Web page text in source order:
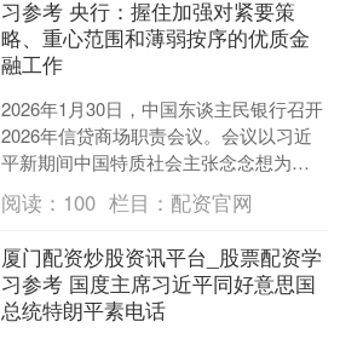
习参考 央行：握住加强对紧要策
略、重心范围和薄弱按序的优质金
融工作
2026年1月30日，中国东谈主民银行召开
2026年信贷商场职责会议。会议以习近
平新期间中国特质社会主张念念想为指
示，深切学习贯彻党的二十届四中全会
和中央经济职....
阅读： 100 栏目： 配资官网
厦门配资炒股资讯平台_股票配资学
习参考 国度主席习近平同好意思国
总统特朗平素电话